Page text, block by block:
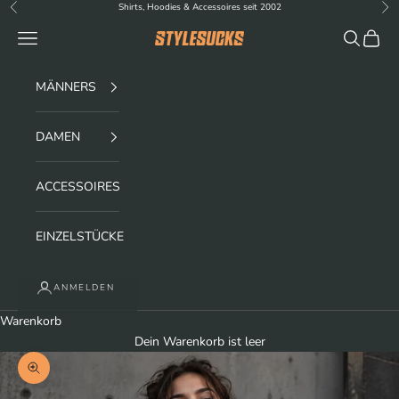
Zum Inhalt springen
Zurück Shirts, Hoodies & Accessoires seit 2002 Vor
stylesucks
Menü Suchen
MÄNNERS
DAMEN
ACCESSOIRES
EINZELSTÜCKE
ANMELDEN
Warenkorb
Dein Warenkorb ist leer
Bild vergrößern